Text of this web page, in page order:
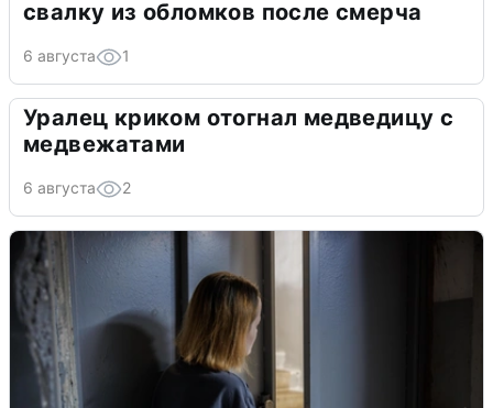
свалку из обломков после смерча
6 августа 1
Уралец криком отогнал медведицу с
медвежатами
6 августа 2